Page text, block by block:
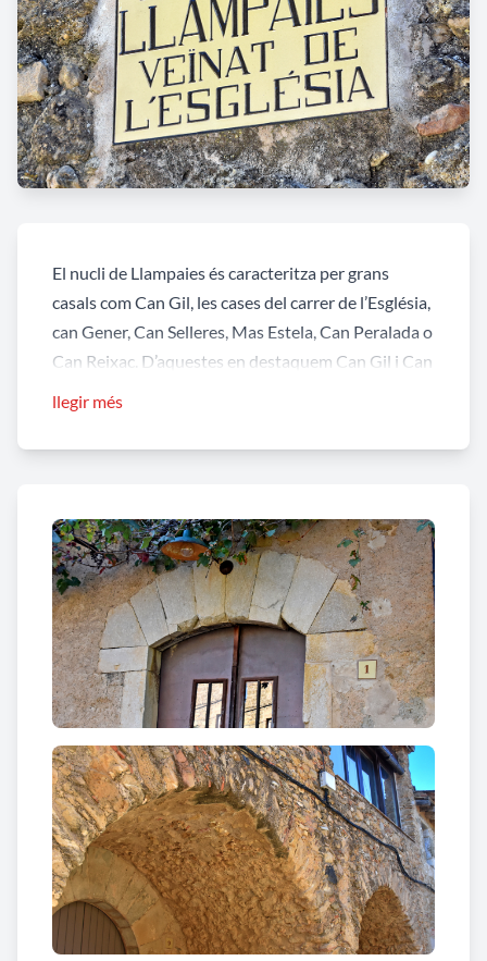
El nucli de Llampaies és caracteritza per grans
casals com Can Gil, les cases del carrer de l’Església,
can Gener, Can Selleres, Mas Estela, Can Peralada o
Can Reixac. D’aquestes en destaquem Can Gil i Can
segle XVI, amb pedra desbastada de disposició
d'accés d'arc rebaixat adovellat. A l'extrem sud del
parament hi ha un ample contrafort de reforç. Al
pis, la distribució de les obertures és irregular.
Damunt del portal hi ha una finestra lobulada, de
tipologia gòtica. Al costat nord, una finestra
renaixentista amb permòdols actualment
reformada. Al sud, una de mig punt bastida amb
carreus i dues rectangulars, una amb
l'emmarcament i l'ampit motllurat. En general
presenten reformes i modificacions.
Can Selleres,entre mitgeres, presenta un cos
adossat a la façana, cobert amb eixida al pis i dues
grans arcades de mig punt, amb pedres disposades
a sardinell, a la planta baixa, bastides amb
pedruscall i morter. L'eixida presenta el sostre
llegir més